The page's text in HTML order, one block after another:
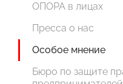
ОПОРА в лицах
Пресса о нас
Особое мнение
Бюро по защите